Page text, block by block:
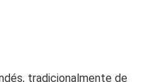
tradicionalmente de